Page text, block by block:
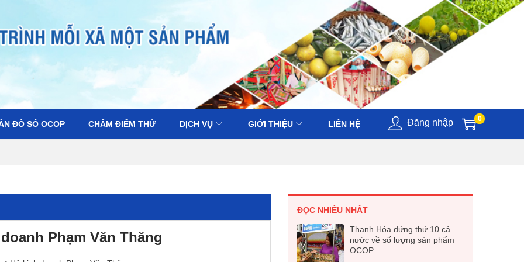
ĐỒ SỐ OCOP CHẤM ĐIỂM THỬ DỊCH VỤ GIỚI THIỆU LIÊN HỆ Đăng nhập 0
Phạm Văn Thăng
ĐỌC NHIỀU NHẤT
Thanh Hóa đứng thứ 10 cả
nước về số lượng sản phẩm
OCOP